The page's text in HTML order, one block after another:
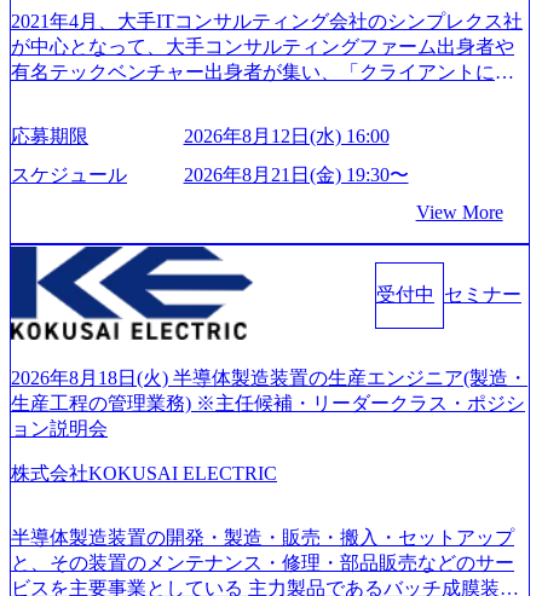
リフレッシュ休暇など、社員同士の交流や健康をサポート
する取り組みが充実している。 2026年8月13日(木) 19:00～2
0:30予定 2026年8月7日(金) 16:00 コンサル業界の動向や業務
界セミナーを実施しています。 ●前回開催時のアンケート
ージのぼんやりしていた部分が明確になりました」「業界
の全体感や実際に働いていらっしゃる方の体感的なお話を
です。評価の場ではないため、キャリアを検討中の段階の
方にもご参加いただけます。 連休中の平日夜という日程の
ため、在職中の方も有給を取得することなく、現職への配
慮なくご参加いただけます。帰省先からのオンライン参加
旅行事業の内容とビジネスモデル/今後の構想・事業展開/入
社後のキャリアパス ・質疑応答(20分) オンライン (Google M
eet) ・営業・マーケティングなど、ビジネスサイドでのキャ
リアを検討されている方 ・転職を具体的に決めてはいない
が、情報収集を進めたい段階の方 ・東京・大阪での勤務を
希望される方
2021年4月、大手ITコンサルティング会社のシンプレクス社
が中心となって、大手コンサルティングファーム出身者や
有名テックベンチャー出身者が集い、「クライアントにと
い」という想いの下で立ち上げた新鋭ファーム テクノロジ
ーがビジネスの成功に大きな影響力を持つDX時代におい
て、20年以上にわたってFintech業界を中心に最先端テクノ
つ、あらゆる業種・業界のクライアントの企業価値の最大
化を支援するために、戦略策定、組織改革、人材育成、業
務改善、実行支援などのコンサルティングサービスを一気
通貫で提供するのが特徴（いわゆる総合コンサルティング
ファーム） 社名の由来は”DXエリアにSpir（槍）を指して
ていく”という位置づけ 一昔前は金融が強い企業として認知
されていたが、現在金融の売上割合は全体の3割。現在はTo
C事業を始め、パブリック、製造業、通信、エンタメ、教
はあるが、社員の興味のある分野やスキルを活用したいな
着けたい方でも幅広に経験を積みたい方でも、キャリア形
成が柔軟に可能な環境である。 https://storage.googleapis.com/
our-vision-production.appspot.com/public/images/20240925204135
応募期限
2026年8月12日(水) 16:00
スケジュール
2026年8月21日(金) 19:30〜
View More
受付中 セミナー
2026年8月18日(火) 半導体製造装置の生産エンジニア(製造・
生産工程の管理業務) ※主任候補・リーダークラス・ポジシ
ョン説明会
株式会社KOKUSAI ELECTRIC
半導体製造装置の開発・製造・販売・搬入・セットアップ
と、その装置のメンテナンス・修理・部品販売などのサー
ビスを主要事業としている 主力製品であるバッチ成膜装置